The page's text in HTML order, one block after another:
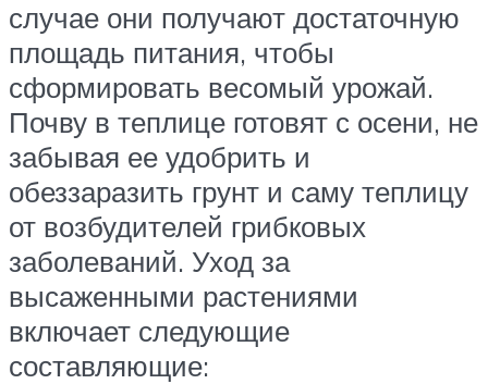
случае они получают достаточную
площадь питания, чтобы
сформировать весомый урожай.
Почву в теплице готовят с осени, не
забывая ее удобрить и
обеззаразить грунт и саму теплицу
от возбудителей грибковых
заболеваний. Уход за
высаженными растениями
включает следующие
составляющие: